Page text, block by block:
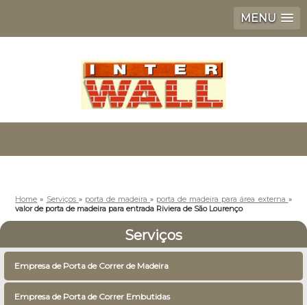
MENU
Home » Serviços » porta de madeira» porta de madeira para área externa »
valor de porta de madeira para entrada Riviera de São Lourenço
Serviços
Empresa de Porta de Correr de Madeira
Empresa de Porta de Correr Embutidas